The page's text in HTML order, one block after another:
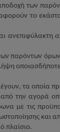
των
το
ανεπιφύλακτη
παρόντων
τα οποία
την αγορά
με τις
και
πλαίσιο.